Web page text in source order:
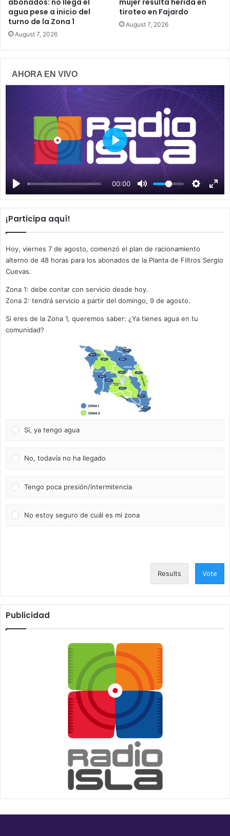
abonados: no llega el
agua pese a inicio del
turno de la Zona 1
August 7, 2026
mujer resulta herida en
tiroteo en Fajardo
August 7, 2026
AHORA EN VIVO
00:00
P
a
y
¡Participa aquí!
Hoy, viernes 7 de agosto, comenzó el plan de racionamiento
alterno de 48 horas para los abonados de la Planta de Filtros Sergio
Cuevas.
Zona 1: debe contar con servicio desde hoy.
Zona 2: tendrá servicio a partir del domingo, 9 de agosto.
Si eres de la Zona 1, queremos saber: ¿Ya tienes agua en tu
comunidad?
Sí, ya tengo agua
No, todavía no ha llegado
Tengo poca presión/intermitencia
No estoy seguro de cuál es mi zona
Results Vote
Publicidad